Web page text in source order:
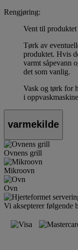
Rengjøring:
Vent til
Tørk av
produktet. Hvis
varmt såpevann
det som vanlig.
Vask og tørk for
i
varmekilde
Ovnens grill
Mikroovn
Ovn
Vi aksepterer følgende